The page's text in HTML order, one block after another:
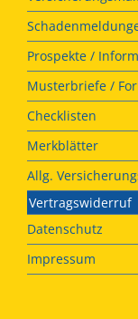
Prospekte /
Musterbriefe /
Checklisten
Merkblätter
Allg.
Vertragswiderruf
Datenschutz
Impressum